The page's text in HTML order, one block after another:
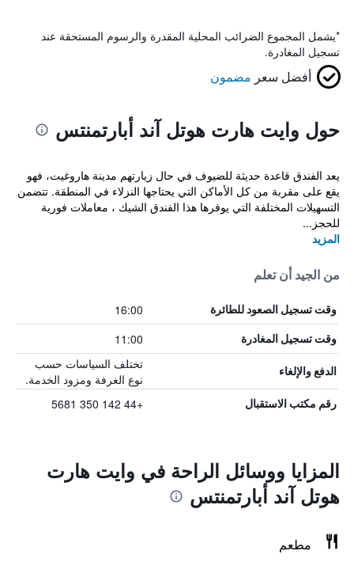
*يشمل المجموع الضرائب المحلية المقدرة والرسوم المستحقة عند
تسجيل المغادرة.
أفضل سعر مضمون
حول وايت هارت هوتل آند أبارتمنتس
يعد الفندق قاعدة حديثة للضيوف في حال زيارتهم مدينة هاروغيت، فهو
يقع على مقربة من كل الأماكن التي يحتاجها النزلاء في المنطقة. تتضمن
التسهيلات المختلفة التي يوفرها هذا الفندق الشيك ، معاملات فورية
للحجز...
المزيد
من الجيد أن تعلم
وقت تسجيل الصعود للطائرة 16:00
وقت تسجيل المغادرة 11:00
الدفع والإلغاء
تختلف السياسات حسب
نوع الغرفة ومزود الخدمة.
رقم مكتب الاستقبال +44 142 350 5681
المزايا ووسائل الراحة في وايت هارت
هوتل آند أبارتمنتس
مطعم